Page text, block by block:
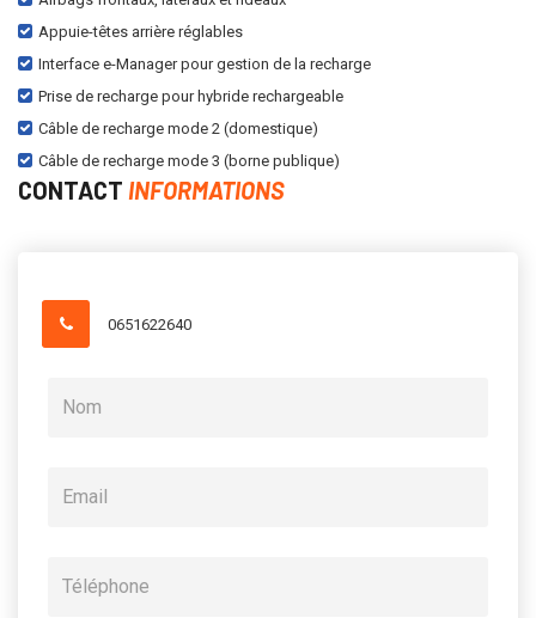
Appuie-têtes arrière réglables
Interface e-Manager pour gestion de la recharge
Prise de recharge pour hybride rechargeable
Câble de recharge mode 2 (domestique)
Câble de recharge mode 3 (borne publique)
CONTACT INFORMATIONS
0651622640